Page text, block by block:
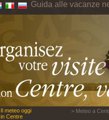
Guida alle vacanze
Il meteo oggi
in Centre
> Meteo a